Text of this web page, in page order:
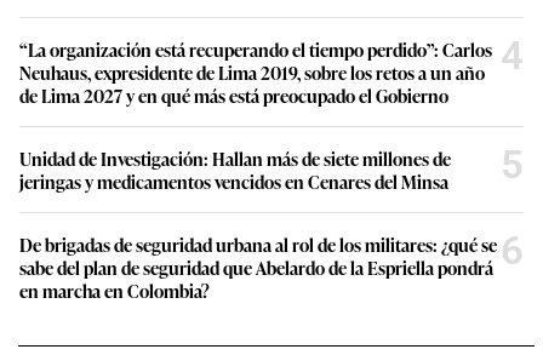
“La organización está recuperando el tiempo perdido”: Carlos
Neuhaus, expresidente de Lima 2019, sobre los retos a un año
de Lima 2027 y en qué más está preocupado el Gobierno
4
Unidad de Investigación: Hallan más de siete millones de
jeringas y medicamentos vencidos en Cenares del Minsa
5
De brigadas de seguridad urbana al rol de los militares: ¿qué se
sabe del plan de seguridad que Abelardo de la Espriella pondrá
en marcha en Colombia?
6